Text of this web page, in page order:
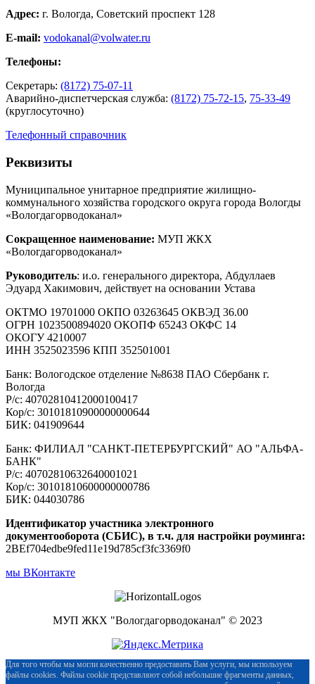
Адрес: г. Вологда, Советский проспект 128
E-mail: vodokanal@volwater.ru
Телефоны:
Секретарь: (8172) 75-07-11
Аварийно-диспетчерская служба: (8172) 75-72-15, 75-33-49
(круглосуточно)
Телефонный справочник
Реквизиты
Муниципальное унитарное предприятие жилищно-
коммунального хозяйства городского округа города Вологды
«Вологдагорводоканал»
Сокращенное наименование: МУП ЖКХ
«Вологдагорводоканал»
Руководитель: и.о. генерального директора, Абдуллаев
Эдуард Хакимович, действует на основании Устава
ОКТМО 19701000 ОКПО 03263645 ОКВЭД 36.00
ОГРН 1023500894020 ОКОПФ 65243 ОКФС 14
ОКОГУ 4210007
ИНН 3525023596 КПП 352501001
Банк: Вологодское отделение №8638 ПАО Сбербанк г.
Вологда
Р/с: 40702810412000100417
Кор/с: 30101810900000000644
БИК: 041909644
Банк: ФИЛИАЛ "САНКТ-ПЕТЕРБУРГСКИЙ" АО "АЛЬФА-
БАНК"
Р/с: 40702810632640001021
Кор/с: 30101810600000000786
БИК: 044030786
Идентификатор участника электронного
документооборота (СБИС), в т.ч. для настройки роуминга:
2BEf704edbe9fed11e19d785cf3fc3369f0
мы ВКонтакте
МУП ЖКХ "Вологдагорводоканал" © 2023
Для того чтобы мы могли качественно предоставить Вам услуги, мы используем
файлы cookies. Файлы cookie представляют собой небольшие фрагменты данных,